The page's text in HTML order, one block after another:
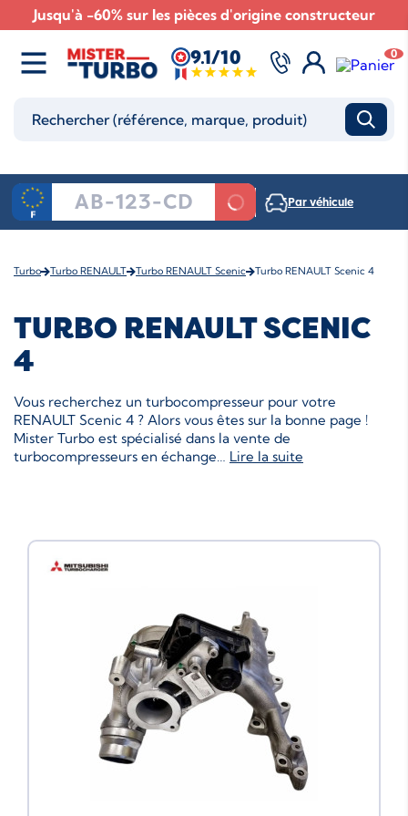
Jusqu'à -60% sur les pièces d'origine constructeur
9.1/10 0
Par véhicule
Turbo Turbo RENAULT Turbo RENAULT Scenic Turbo RENAULT Scenic 4
TURBO RENAULT SCENIC
4
Vous recherchez un turbocompresseur pour votre
RENAULT Scenic 4 ? Alors vous êtes sur la bonne page !
Mister Turbo est spécialisé dans la vente de
turbocompresseurs en échange… Lire la suite